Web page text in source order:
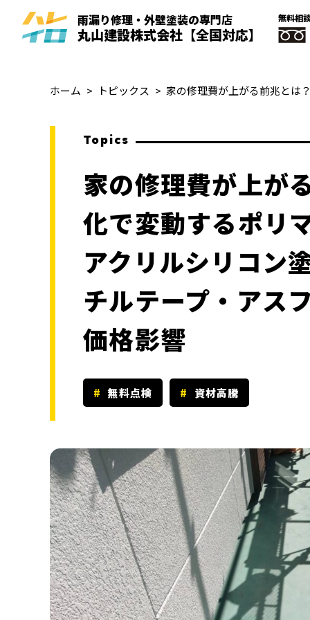
雨漏り修理・外壁塗装の専門店
丸山建設株式会社 【全国対応】
無料相
ホーム トピックス
Topics
家の修理費が上が
化で変動するポリ
アクリルシリコン
チルテープ・アス
価格影響
無料点検 資材高騰